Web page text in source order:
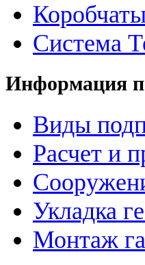
Cистема
Информация
Виды
Расчет и
Укладка
Монтаж